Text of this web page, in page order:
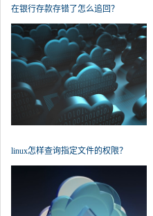
在银行存款存错了怎么追回？
linux怎样查询指定文件的权限？